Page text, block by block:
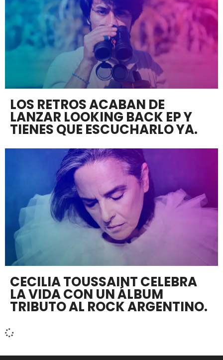
LOS RETROS ACABAN DE
LANZAR LOOKING BACK EP Y
TIENES QUE ESCUCHARLO YA.
CECILIA TOUSSAINT CELEBRA
LA VIDA CON UN ÁLBUM
TRIBUTO AL ROCK ARGENTINO.